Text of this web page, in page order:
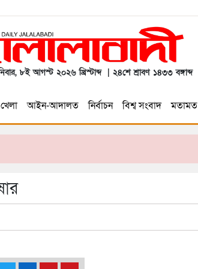
৮ই আগস্ট ২০২৬ খ্রিস্টাব্দ | ২৪শে শ্রাবণ ১৪৩৩ বঙ্গাব্দ
খেলা আইন-আদালত নির্বাচন বিশ্ব সংবাদ মতামত